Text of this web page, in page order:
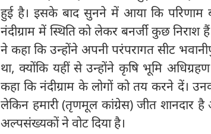
हुई है। इसके बाद सुनने में आया कि परिणाम
नंदीग्राम में स्थिति को लेकर बनर्जी कुछ निराश
ने कहा कि उन्होंने अपनी परंपरागत सीट
था, क्योंकि यहीं से उन्होंने कृषि भूमि
कहा कि नंदीग्राम के लोगों को तय करने दें।
लेकिन हमारी (तृणमूल कांग्रेस) जीत
अल्पसंख्यकों ने वोट दिया है।